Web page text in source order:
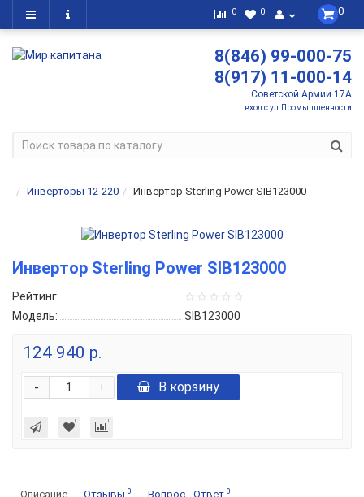
0
0 0
8(846) 99-000-75
8(917) 11-000-14
Советской Армии 17А
вход с ул.Промышленности
Инверторы 12-220 Инвертор Sterling Power SIB123000
Инвертор Sterling Power SIB123000
Рейтинг:
Модель:
SIB123000
124 940 р.
+
- В корзину
Описание Отзывы 0 Вопрос - Ответ 0